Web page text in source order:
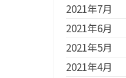
2021年7月
2021年6月
2021年5月
2021年4月